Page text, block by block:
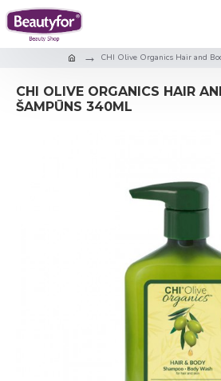
CHI Olive Organics Hair and
CHI OLIVE ORGANICS HAIR
ŠAMPŪNS 340ML